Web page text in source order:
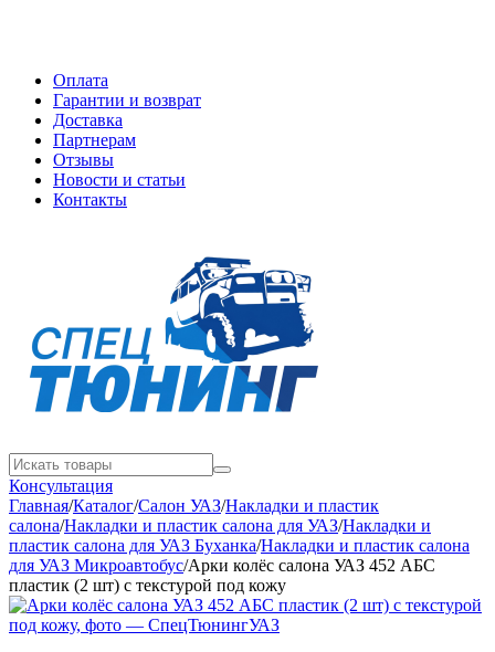
Оплата
Гарантии и возврат
Доставка
Партнерам
Отзывы
Новости и статьи
Контакты
Консультация
Главная/Каталог/Салон УАЗ/Накладки и пластик
салона/Накладки и пластик салона для УАЗ/Накладки и
пластик салона для УАЗ Буханка/Накладки и пластик салона
для УАЗ Микроавтобус/Арки колёс салона УАЗ 452 АБС
пластик (2 шт) с текстурой под кожу